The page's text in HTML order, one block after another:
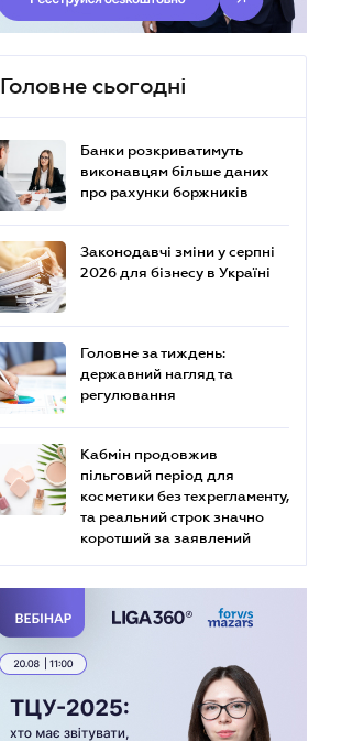
Головне сьогодні
Банки розкриватимуть
виконавцям більше даних
про рахунки боржників
Законодавчі зміни у серпні
2026 для бізнесу в Україні
Головне за тиждень:
державний нагляд та
регулювання
Кабмін продовжив
пільговий період для
косметики без техрегламенту,
та реальний строк значно
коротший за заявлений